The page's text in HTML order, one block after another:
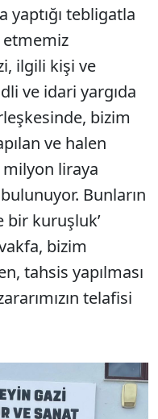
yaptığı tebligatla
etmemiz
ilgili kişi ve
ve idari yargıda
bizim
ve halen
milyon liraya
bulunuyor. Bunların
bir kuruşluk’
bizim
tahsis yapılması
telafisi